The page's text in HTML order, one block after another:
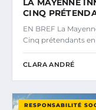
LA MAYENNE
CINQ
EN BREF La
Cinq prétendants
CLARA ANDRÉ
RESPONSABILITÉ